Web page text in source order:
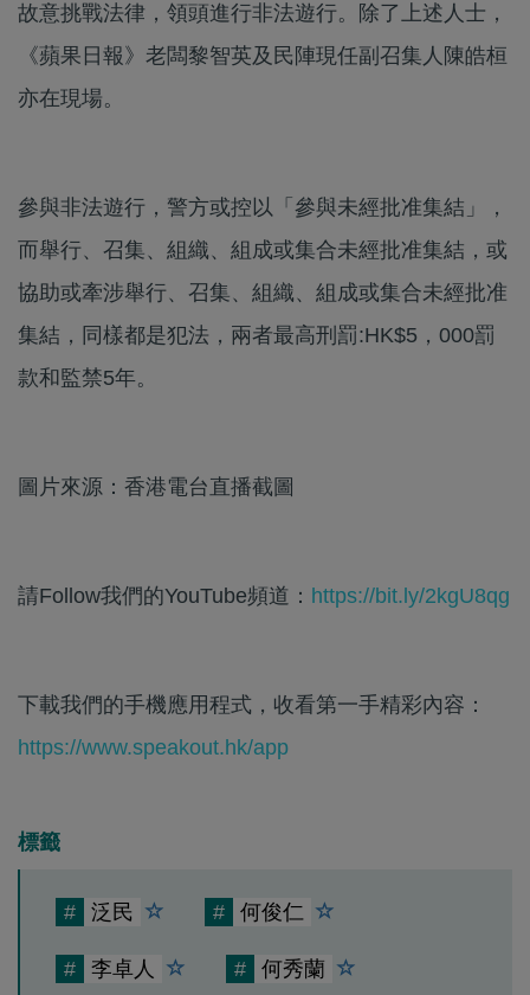
故意挑戰法律，領頭進行非法遊行。除了上述人士，
《蘋果日報》老闆黎智英及民陣現任副召集人陳皓桓
亦在現場。
參與非法遊行，警方或控以「參與未經批准集結」，
而舉行、召集、組織、組成或集合未經批准集結，或
協助或牽涉舉行、召集、組織、組成或集合未經批准
集結，同樣都是犯法，兩者最高刑罰:HK$5，000罰
款和監禁5年。
圖片來源：香港電台直播截圖
請Follow我們的YouTube頻道： https://bit.ly/2kgU8qg
下載我們的手機應用程式，收看第一手精彩內容：
https://www.speakout.hk/app
標籤
# 泛民 # 何俊仁
# 李卓人 # 何秀蘭